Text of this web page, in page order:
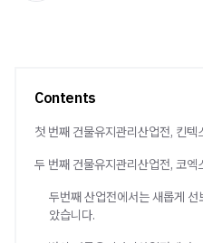
Contents
첫 번째 건물유지관리산업전, 킨텍
두 번째 건물유지관리산업전, 코엑
두번째 산업전에서는 새롭게 선
았습니다.